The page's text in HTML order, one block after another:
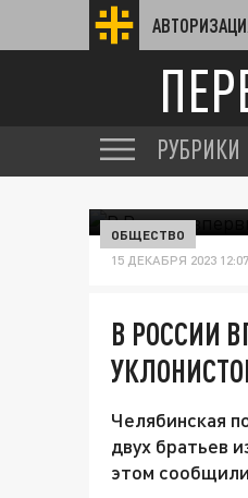
РУБРИКИ
ОБЩЕСТВО
15 ДЕКАБРЯ 2023 12:07
В РОССИИ
Челябинская
двух братьев
этом